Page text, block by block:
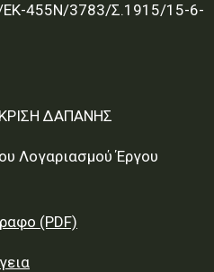
455Ν/3783/Σ.1915/15-6-
ΔΑΠΑΝΗΣ
Λογαριασμού Έργου
(PDF)